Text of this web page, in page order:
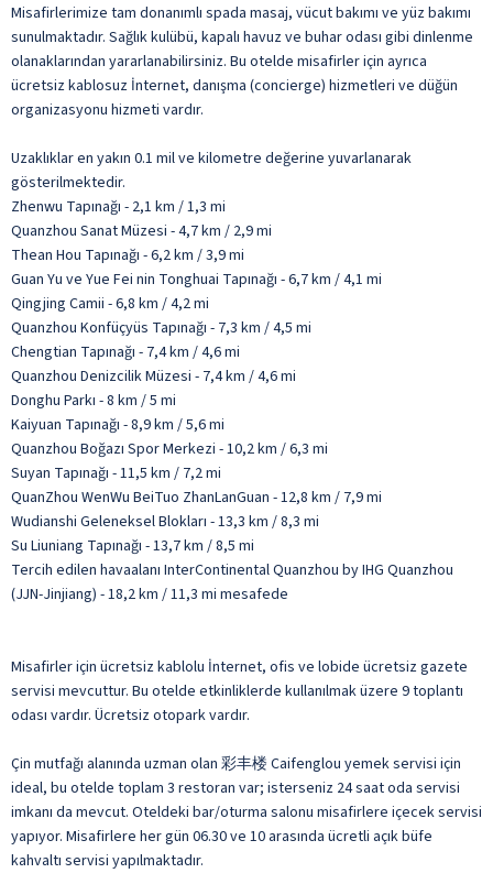
Misafirlerimize tam donanımlı spada masaj, vücut bakımı ve yüz bakımı
sunulmaktadır. Sağlık kulübü, kapalı havuz ve buhar odası gibi dinlenme
olanaklarından yararlanabilirsiniz. Bu otelde misafirler için ayrıca
ücretsiz kablosuz İnternet, danışma (concierge) hizmetleri ve düğün
organizasyonu hizmeti vardır.
Uzaklıklar en yakın 0.1 mil ve kilometre değerine yuvarlanarak
gösterilmektedir.
Zhenwu Tapınağı - 2,1 km / 1,3 mi
Quanzhou Sanat Müzesi - 4,7 km / 2,9 mi
Thean Hou Tapınağı - 6,2 km / 3,9 mi
Guan Yu ve Yue Fei nin Tonghuai Tapınağı - 6,7 km / 4,1 mi
Qingjing Camii - 6,8 km / 4,2 mi
Quanzhou Konfüçyüs Tapınağı - 7,3 km / 4,5 mi
Chengtian Tapınağı - 7,4 km / 4,6 mi
Quanzhou Denizcilik Müzesi - 7,4 km / 4,6 mi
Donghu Parkı - 8 km / 5 mi
Kaiyuan Tapınağı - 8,9 km / 5,6 mi
Quanzhou Boğazı Spor Merkezi - 10,2 km / 6,3 mi
Suyan Tapınağı - 11,5 km / 7,2 mi
QuanZhou WenWu BeiTuo ZhanLanGuan - 12,8 km / 7,9 mi
Wudianshi Geleneksel Blokları - 13,3 km / 8,3 mi
Su Liuniang Tapınağı - 13,7 km / 8,5 mi
Tercih edilen havaalanı InterContinental Quanzhou by IHG Quanzhou
(JJN-Jinjiang) - 18,2 km / 11,3 mi mesafede
Misafirler için ücretsiz kablolu İnternet, ofis ve lobide ücretsiz gazete
servisi mevcuttur. Bu otelde etkinliklerde kullanılmak üzere 9 toplantı
odası vardır. Ücretsiz otopark vardır.
Çin mutfağı alanında uzman olan 彩丰楼 Caifenglou yemek servisi için
ideal, bu otelde toplam 3 restoran var; isterseniz 24 saat oda servisi
imkanı da mevcut. Oteldeki bar/oturma salonu misafirlere içecek servisi
yapıyor. Misafirlere her gün 06.30 ve 10 arasında ücretli açık büfe
kahvaltı servisi yapılmaktadır.